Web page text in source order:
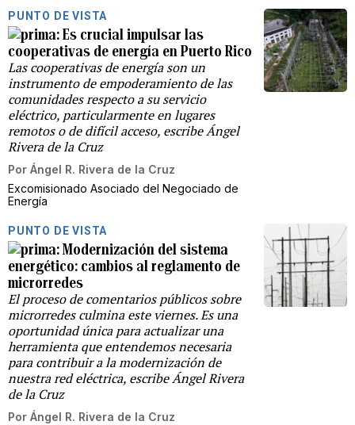
PUNTO DE VISTA
Es crucial impulsar las
cooperativas de energía en Puerto Rico
Las cooperativas de energía son un
instrumento de empoderamiento de las
comunidades respecto a su servicio
eléctrico, particularmente en lugares
remotos o de difícil acceso, escribe Ángel
Rivera de la Cruz
Por Ángel R. Rivera de la Cruz
Excomisionado Asociado del Negociado de
Energía
PUNTO DE VISTA
Modernización del sistema
energético: cambios al reglamento de
microrredes
El proceso de comentarios públicos sobre
microrredes culmina este viernes. Es una
oportunidad única para actualizar una
herramienta que entendemos necesaria
para contribuir a la modernización de
nuestra red eléctrica, escribe Ángel Rivera
de la Cruz
Por Ángel R. Rivera de la Cruz